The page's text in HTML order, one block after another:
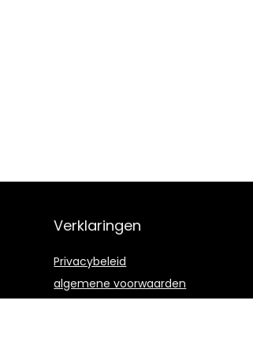
Verklaringen
Privacybeleid
algemene voorwaarden